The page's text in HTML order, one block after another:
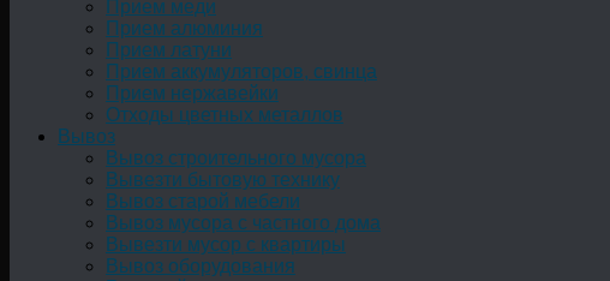
Прием меди
Прием алюминия
Прием латуни
Прием аккумуляторов, свинца
Прием нержавейки
Отходы цветных металлов
Вывоз
Вывоз строительного мусора
Вывезти бытовую технику
Вывоз старой мебели
Вывоз мусора с частного дома
Вывезти мусор с квартиры
Вывоз оборудования